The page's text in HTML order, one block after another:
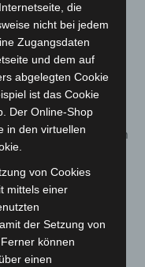
für
in § 15
deutlich reduziert.
bisher landesweit
entfällt.
eingeschränkten
Zukünftig gilt:
müssen
auf Covid-19 testen.
dürfen sie die
Kinder (u.a.
die
nicht bei jedem
Zugangsdaten
und dem auf
abgelegten Cookie
ist das Cookie
Der Online-Shop
in den virtuellen
von Cookies
mittels einer
der Setzung von
können
einen